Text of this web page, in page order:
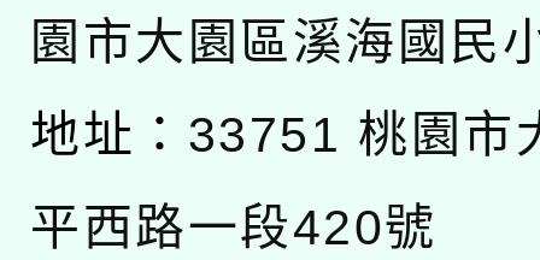
園市大園區溪海國民
地址： 33751 桃園市
平西路一段420號